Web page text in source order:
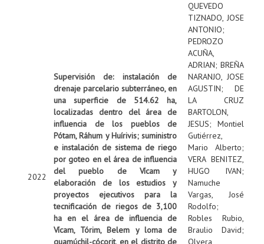
2022
Supervisión de: instalación de
drenaje parcelario subterráneo, en
una superficie de 514.62 ha,
localizadas dentro del área de
influencia de los pueblos de
Pótam, Ráhum y Huírivis; suministro
e instalación de sistema de riego
por goteo en el área de influencia
del pueblo de Vícam y
elaboración de los estudios y
proyectos ejecutivos para la
tecnificación de riegos de 3,100
ha en el área de influencia de
Vícam, Tórim, Belem y loma de
guamúchil-cócorit, en el distrito de
QUEVEDO
TIZNADO, JOSE
ANTONIO;
PEDROZO
ACUÑA,
ADRIAN; BREÑA
NARANJO, JOSE
AGUSTIN; DE
LA CRUZ
BARTOLON,
JESUS; Montiel
Gutiérrez,
Mario Alberto;
VERA BENITEZ,
HUGO IVAN;
Namuche
Vargas, José
Rodolfo;
Robles Rubio,
Braulio David;
Olvera